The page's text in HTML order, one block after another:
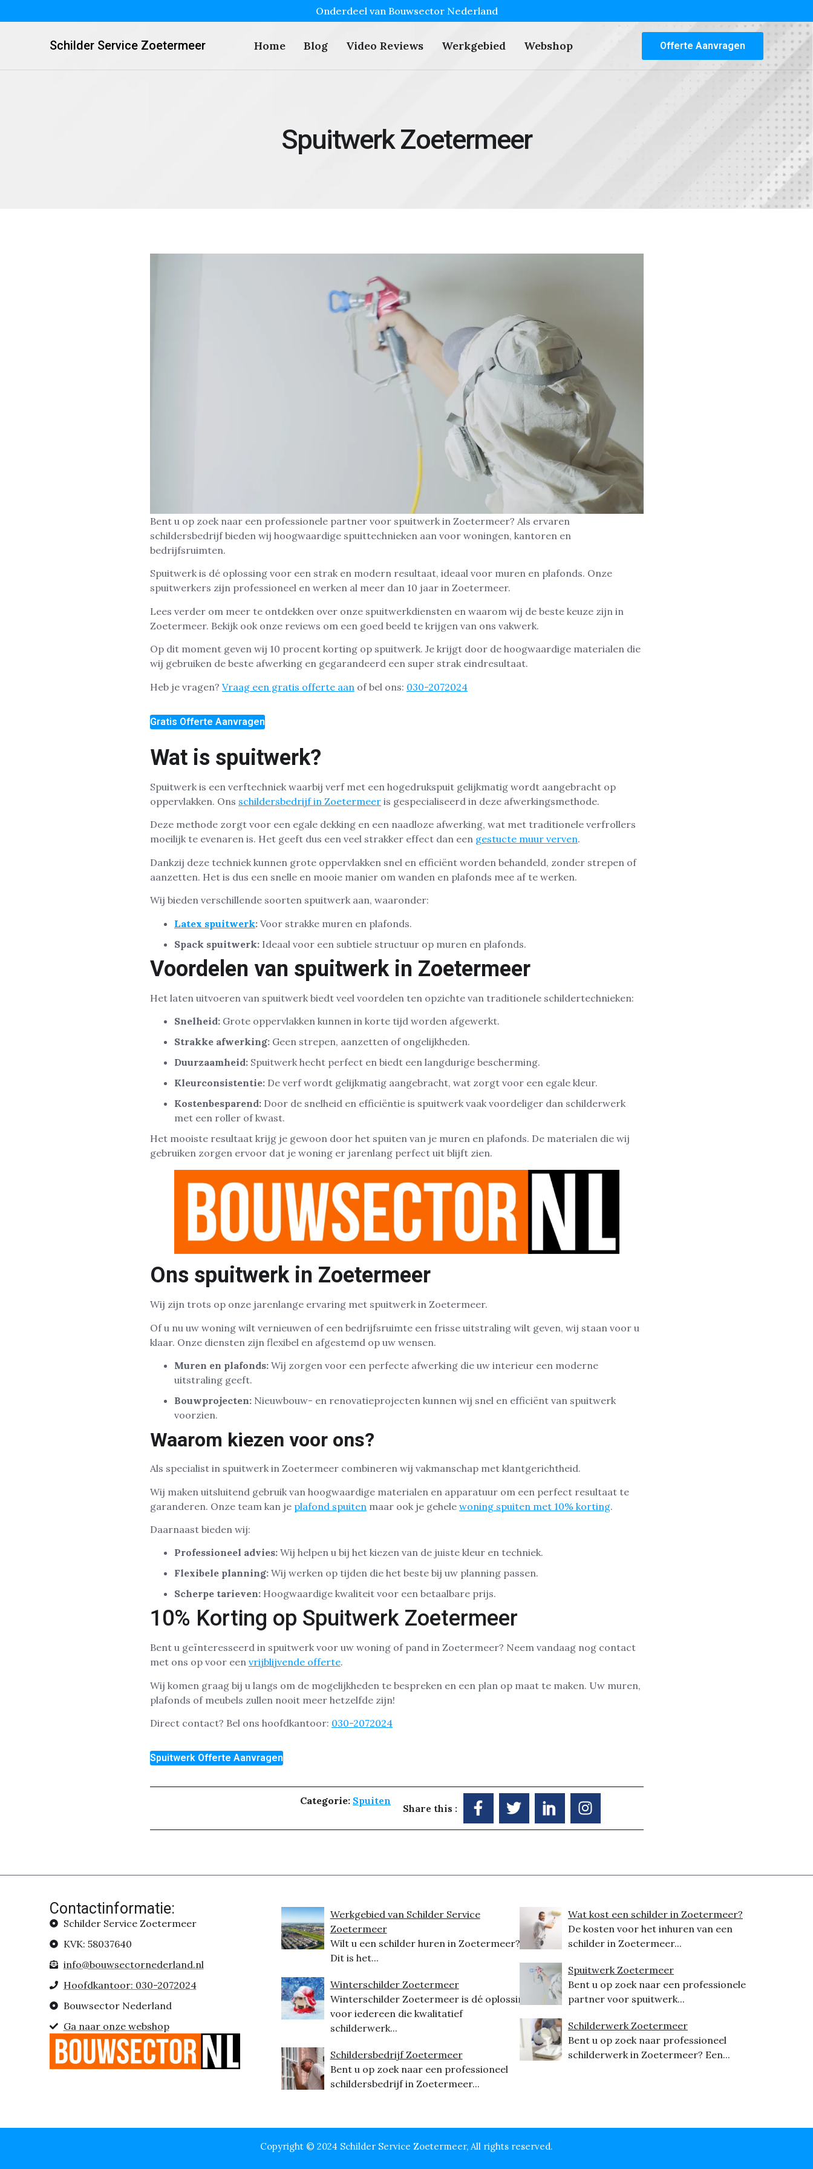
Onderdeel van Bouwsector Nederland
Schilder Service Zoetermeer Home Blog Video Reviews Werkgebied Webshop Offerte Aanvragen
Spuitwerk Zoetermeer
Bent u op zoek naar een professionele partner voor spuitwerk in Zoetermeer? Als ervaren
schildersbedrijf bieden wij hoogwaardige spuittechnieken aan voor woningen, kantoren en
bedrijfsruimten.
Spuitwerk is dé oplossing voor een strak en modern resultaat, ideaal voor muren en plafonds. Onze
spuitwerkers zijn professioneel en werken al meer dan 10 jaar in Zoetermeer.
Lees verder om meer te ontdekken over onze spuitwerkdiensten en waarom wij de beste keuze zijn in
Zoetermeer. Bekijk ook onze reviews om een goed beeld te krijgen van ons vakwerk.
Op dit moment geven wij 10 procent korting op spuitwerk. Je krijgt door de hoogwaardige materialen die
wij gebruiken de beste afwerking en gegarandeerd een super strak eindresultaat.
Heb je vragen? Vraag een gratis offerte aan of bel ons: 030-2072024
Gratis Offerte Aanvragen
Wat is spuitwerk?
Spuitwerk is een verftechniek waarbij verf met een hogedrukspuit gelijkmatig wordt aangebracht op
oppervlakken. Ons schildersbedrijf in Zoetermeer is gespecialiseerd in deze afwerkingsmethode.
Deze methode zorgt voor een egale dekking en een naadloze afwerking, wat met traditionele verfrollers
moeilijk te evenaren is. Het geeft dus een veel strakker effect dan een gestucte muur verven.
Dankzij deze techniek kunnen grote oppervlakken snel en efficiënt worden behandeld, zonder strepen of
aanzetten. Het is dus een snelle en mooie manier om wanden en plafonds mee af te werken.
Wij bieden verschillende soorten spuitwerk aan, waaronder:
Latex spuitwerk: Voor strakke muren en plafonds.
Spack spuitwerk: Ideaal voor een subtiele structuur op muren en plafonds.
Voordelen van spuitwerk in Zoetermeer
Het laten uitvoeren van spuitwerk biedt veel voordelen ten opzichte van traditionele schildertechnieken:
Snelheid: Grote oppervlakken kunnen in korte tijd worden afgewerkt.
Strakke afwerking: Geen strepen, aanzetten of ongelijkheden.
Duurzaamheid: Spuitwerk hecht perfect en biedt een langdurige bescherming.
Kleurconsistentie: De verf wordt gelijkmatig aangebracht, wat zorgt voor een egale kleur.
Kostenbesparend: Door de snelheid en efficiëntie is spuitwerk vaak voordeliger dan schilderwerk
met een roller of kwast.
Het mooiste resultaat krijg je gewoon door het spuiten van je muren en plafonds. De materialen die wij
gebruiken zorgen ervoor dat je woning er jarenlang perfect uit blijft zien.
Ons spuitwerk in Zoetermeer
Wij zijn trots op onze jarenlange ervaring met spuitwerk in Zoetermeer.
Of u nu uw woning wilt vernieuwen of een bedrijfsruimte een frisse uitstraling wilt geven, wij staan voor u
klaar. Onze diensten zijn flexibel en afgestemd op uw wensen.
Muren en plafonds: Wij zorgen voor een perfecte afwerking die uw interieur een moderne
uitstraling geeft.
Bouwprojecten: Nieuwbouw- en renovatieprojecten kunnen wij snel en efficiënt van spuitwerk
voorzien.
Waarom kiezen voor ons?
Als specialist in spuitwerk in Zoetermeer combineren wij vakmanschap met klantgerichtheid.
Wij maken uitsluitend gebruik van hoogwaardige materialen en apparatuur om een perfect resultaat te
garanderen. Onze team kan je plafond spuiten maar ook je gehele woning spuiten met 10% korting.
Daarnaast bieden wij:
Professioneel advies: Wij helpen u bij het kiezen van de juiste kleur en techniek.
Flexibele planning: Wij werken op tijden die het beste bij uw planning passen.
Scherpe tarieven: Hoogwaardige kwaliteit voor een betaalbare prijs.
10% Korting op Spuitwerk Zoetermeer
Bent u geïnteresseerd in spuitwerk voor uw woning of pand in Zoetermeer? Neem vandaag nog contact
met ons op voor een vrijblijvende offerte.
Wij komen graag bij u langs om de mogelijkheden te bespreken en een plan op maat te maken. Uw muren,
plafonds of meubels zullen nooit meer hetzelfde zijn!
Direct contact? Bel ons hoofdkantoor: 030-2072024
Spuitwerk Offerte Aanvragen
Categorie: Spuiten
Share this :
Contactinformatie:
Schilder Service Zoetermeer
KVK: 58037640
info@bouwsectornederland.nl
Hoofdkantoor: 030-2072024
Bouwsector Nederland
Ga naar onze webshop
Werkgebied van Schilder Service
Zoetermeer
Wilt u een schilder huren in Zoetermeer?
Dit is het...
Winterschilder Zoetermeer
Winterschilder Zoetermeer is dé oplossing
voor iedereen die kwalitatief
schilderwerk...
Schildersbedrijf Zoetermeer
Bent u op zoek naar een professioneel
schildersbedrijf in Zoetermeer...
Wat kost een schilder in Zoetermeer?
De kosten voor het inhuren van een
schilder in Zoetermeer...
Spuitwerk Zoetermeer
Bent u op zoek naar een professionele
partner voor spuitwerk...
Schilderwerk Zoetermeer
Bent u op zoek naar professioneel
schilderwerk in Zoetermeer? Een...
Copyright © 2024 Schilder Service Zoetermeer, All rights reserved.